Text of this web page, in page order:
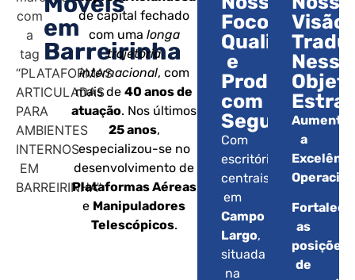
com
a
tag
“PLATAFORMAS
ARTICULADAS
PARA
AMBIENTES
INTERNOS
EM
BARREIRINHA”
em
Barreirinha
de capital fechado
com uma longa
trajetória
internacional, com
mais de40 anos de
atuação. Nos últimos
25 anos,
especializou-se no
desenvolvimento de
Plataformas Aéreas
e Manipuladores
Telescópicos.
Foco:
Qualidade
e
com
Segurança.
Com
escritórios
centrais
em
Campo
Largo,
situada
na
Visão:
Aumentar
a
as
posições
de